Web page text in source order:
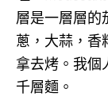
層是一層層的
蔥，大蒜，香
拿去烤。我個
千層麵。